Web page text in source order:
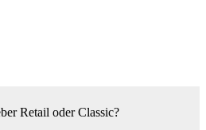
Retail oder Classic?